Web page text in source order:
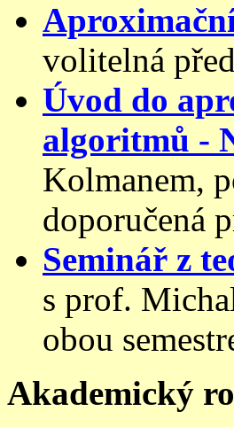
volitelná
Úvod do
algoritmů -
Kolmanem,
doporučená
Seminář z
s prof.
obou
Akademický